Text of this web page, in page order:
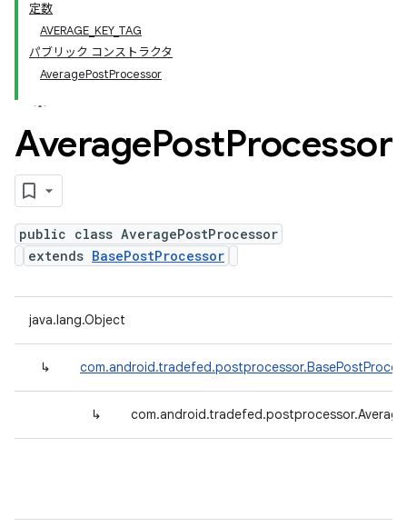
定数
AVERAGE_KEY_TAG
パブリック コンストラクタ
AveragePostProcessor
AveragePostProcessor
public class AveragePostProcessor
extends BasePostProcessor
java.lang.Object
↳
↳